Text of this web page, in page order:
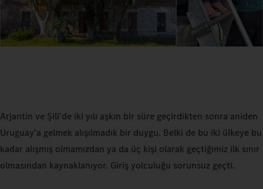
Arjantin ve Şili'de iki yılı aşkın bir süre geçirdikten sonra aniden
Uruguay'a gelmek alışılmadık bir duygu. Belki de bu iki ülkeye bu
kadar alışmış olmamızdan ya da üç kişi olarak geçtiğimiz ilk sınır
olmasından kaynaklanıyor. Giriş yolculuğu sorunsuz geçti.